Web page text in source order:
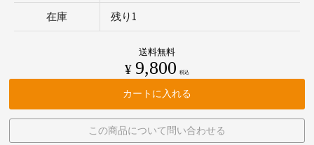
在庫 残り1
送料無料
¥9,800 税込
カートに入れる
この商品について問い合わせる